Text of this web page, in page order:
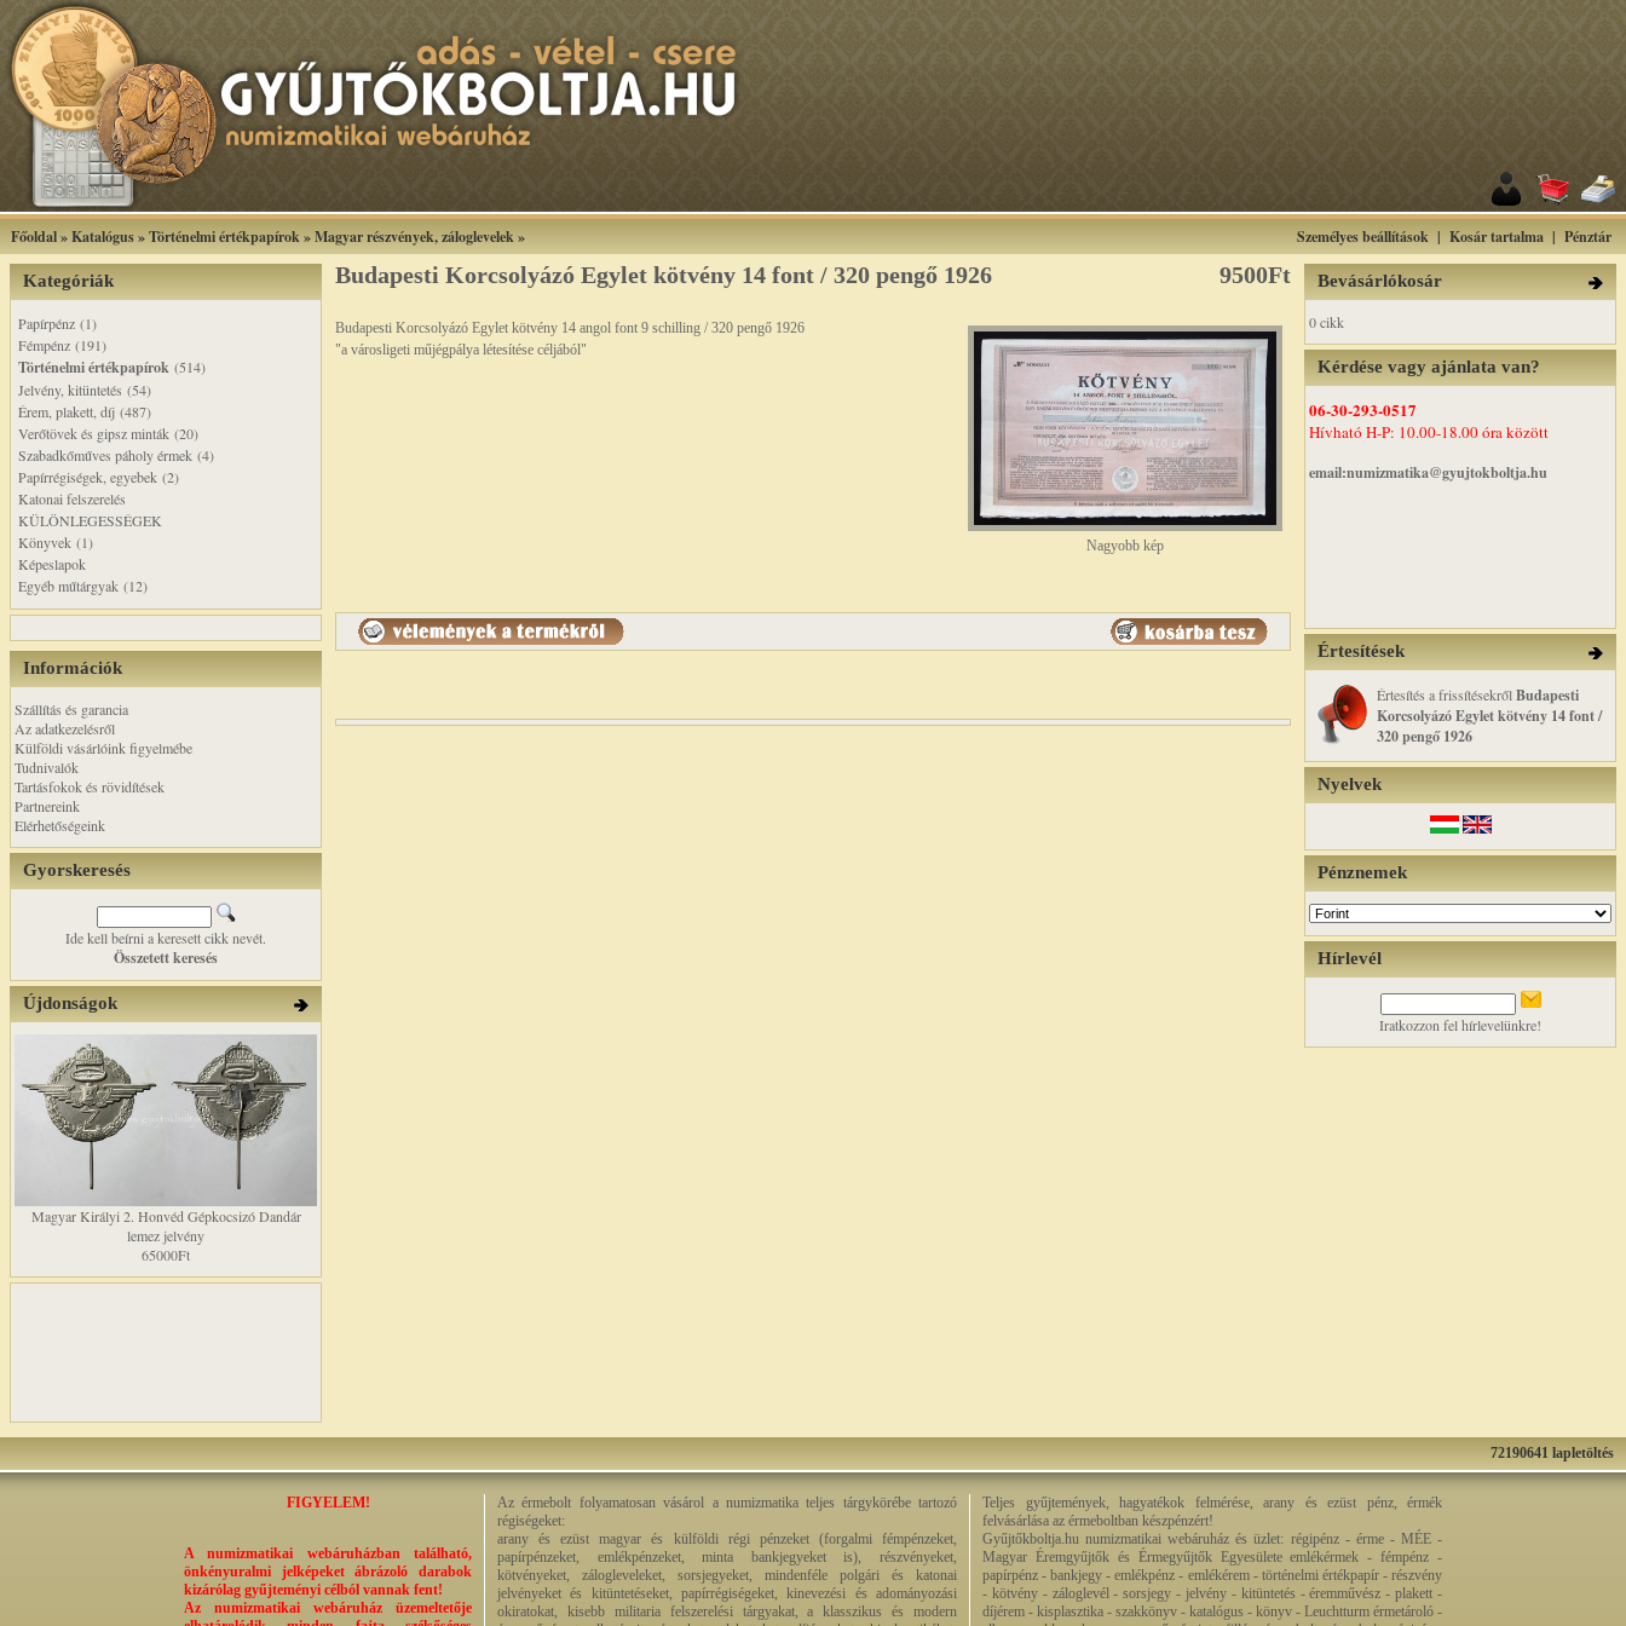
Főoldal»Katalógus»Történelmi értékpapírok»Magyar részvények, záloglevelek» Személyes beállítások | Kosár tartalma | Pénztár
Kategóriák
Papírpénz (1)
Fémpénz (191)
Történelmi értékpapírok (514)
Jelvény, kitüntetés (54)
Érem, plakett, díj (487)
Verőtövek és gipsz minták (20)
Szabadkőműves páholy érmek (4)
Papírrégiségek, egyebek (2)
Katonai felszerelés
KÜLÖNLEGESSÉGEK
Könyvek (1)
Képeslapok
Egyéb műtárgyak (12)
Információk
Szállítás és garancia
Az adatkezelésről
Külföldi vásárlóink figyelmébe
Tudnivalók
Tartásfokok és rövidítések
Partnereink
Elérhetőségeink
Gyorskeresés
Ide kell beírni a keresett cikk nevét.
Összetett keresés
Újdonságok
Magyar Királyi 2. Honvéd Gépkocsizó Dandár
lemez jelvény
65000Ft
Budapesti Korcsolyázó Egylet kötvény 14 font / 320 pengő 1926 9500Ft
Nagyobb kép
Budapesti Korcsolyázó Egylet kötvény 14 angol font 9 schilling / 320 pengő 1926
"a városligeti műjégpálya létesítése céljából"
Bevásárlókosár
0 cikk
Kérdése vagy ajánlata van?
06-30-293-0517
Hívható H-P: 10.00-18.00 óra között
email:numizmatika@gyujtokboltja.hu
Értesítések
Értesítés a frissítésekről Budapesti
Korcsolyázó Egylet kötvény 14 font /
320 pengő 1926
Nyelvek
Pénznemek
Hírlevél
Iratkozzon fel hírlevelünkre!
72190641 lapletöltés
FIGYELEM!
A numizmatikai webáruházban található,
önkényuralmi jelképeket ábrázoló darabok
kizárólag gyűjteményi célból vannak fent!
Az numizmatikai webáruház üzemeltetője
Az érmebolt folyamatosan vásárol a numizmatika teljes tárgykörébe tartozó
régiségeket:
arany és ezüst magyar és külföldi régi pénzeket (forgalmi fémpénzeket,
papírpénzeket, emlékpénzeket, minta bankjegyeket is), részvényeket,
kötvényeket, zálogleveleket, sorsjegyeket, mindenféle polgári és katonai
jelvényeket és kitüntetéseket, papírrégiségeket, kinevezési és adományozási
okiratokat, kisebb militaria felszerelési tárgyakat, a klasszikus és modern
Teljes gyűjtemények, hagyatékok felmérése, arany és ezüst pénz, érmék
felvásárlása az érmeboltban készpénzért!
Gyűjtőkboltja.hu numizmatikai webáruház és üzlet: régipénz - érme - MÉE -
Magyar Éremgyűjtők és Érmegyűjtők Egyesülete emlékérmek - fémpénz -
papírpénz - bankjegy - emlékpénz - emlékérem - történelmi értékpapír - részvény
- kötvény - záloglevél - sorsjegy - jelvény - kitüntetés - éremművész - plakett -
díjérem - kisplasztika - szakkönyv - katalógus - könyv - Leuchtturm érmetároló -